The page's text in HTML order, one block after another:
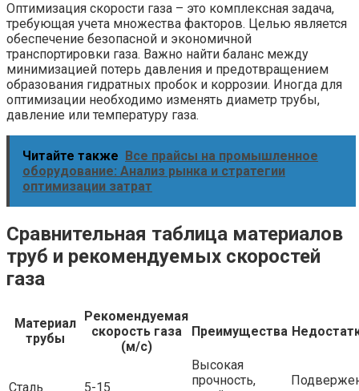
Оптимизация скорости газа – это комплексная задача,
требующая учета множества факторов. Целью является
обеспечение безопасной и экономичной
транспортировки газа. Важно найти баланс между
минимизацией потерь давления и предотвращением
образования гидратных пробок и коррозии. Иногда для
оптимизации необходимо изменять диаметр трубы,
давление или температуру газа.
Читайте также Все прайсы на промышленное
оборудование: Анализ рынка и стратегии
оптимизации затрат
Сравнительная таблица материалов
труб и рекомендуемых скоростей
газа
Материал
трубы
Рекомендуемая
скорость газа
(м/с)
Преимущества
Сталь 5-15
Высокая
прочность,